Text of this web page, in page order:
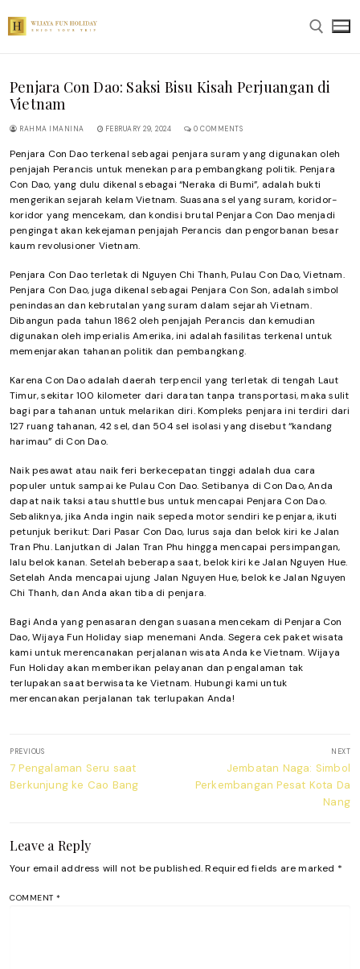
content
Search for:
Penjara Con Dao: Saksi Bisu Kisah Perjuangan di
Vietnam
RAHMA IMANINA FEBRUARY 29, 2024 0 COMMENTS
Penjara Con Dao terkenal sebagai penjara suram yang digunakan oleh
penjajah Perancis untuk menekan para pembangkang politik. Penjara
Con Dao, yang dulu dikenal sebagai “Neraka di Bumi”, adalah bukti
mengerikan sejarah kelam Vietnam. Suasana sel yang suram, koridor-
koridor yang mencekam, dan kondisi brutal Penjara Con Dao menjadi
pengingat akan kekejaman penjajah Perancis dan pengorbanan besar
kaum revolusioner Vietnam.
Penjara Con Dao terletak di Nguyen Chi Thanh, Pulau Con Dao, Vietnam.
Penjara Con Dao, juga dikenal sebagai Penjara Con Son, adalah simbol
penindasan dan kebrutalan yang suram dalam sejarah Vietnam.
Dibangun pada tahun 1862 oleh penjajah Perancis dan kemudian
digunakan oleh imperialis Amerika, ini adalah fasilitas terkenal untuk
memenjarakan tahanan politik dan pembangkang.
Karena Con Dao adalah daerah terpencil yang terletak di tengah Laut
Timur, sekitar 100 kilometer dari daratan tanpa transportasi, maka sulit
bagi para tahanan untuk melarikan diri. Kompleks penjara ini terdiri dari
127 ruang tahanan, 42 sel, dan 504 sel isolasi yang disebut “kandang
harimau” di Con Dao.
Naik pesawat atau naik feri berkecepatan tinggi adalah dua cara
populer untuk sampai ke Pulau Con Dao. Setibanya di Con Dao, Anda
dapat naik taksi atau shuttle bus untuk mencapai Penjara Con Dao.
Sebaliknya, jika Anda ingin naik sepeda motor sendiri ke penjara, ikuti
petunjuk berikut: Dari Pasar Con Dao, lurus saja dan belok kiri ke Jalan
Tran Phu. Lanjutkan di Jalan Tran Phu hingga mencapai persimpangan,
lalu belok kanan. Setelah beberapa saat, belok kiri ke Jalan Nguyen Hue.
Setelah Anda mencapai ujung Jalan Nguyen Hue, belok ke Jalan Nguyen
Chi Thanh, dan Anda akan tiba di penjara.
Bagi Anda yang penasaran dengan suasana mencekam di Penjara Con
Dao, Wijaya Fun Holiday siap menemani Anda. Segera cek paket wisata
kami untuk merencanakan perjalanan wisata Anda ke Vietnam. Wijaya
Fun Holiday akan memberikan pelayanan dan pengalaman tak
terlupakan saat berwisata ke Vietnam. Hubungi kami untuk
merencanakan perjalanan tak terlupakan Anda!
navigation
PREVIOUS
Previous
post:
7 Pengalaman Seru saat
Berkunjung ke Cao Bang
NEXT
Next
post:
Jembatan Naga: Simbol
Perkembangan Pesat Kota Da
Nang
Leave a Reply
Your email address will not be published. Required fields are marked *
COMMENT *